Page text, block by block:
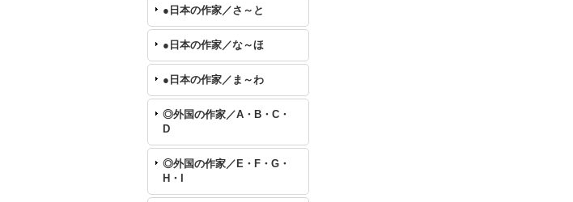
●日本の作家／さ～と
●日本の作家／な～ほ
●日本の作家／ま～わ
◎外国の作家／A・B・C・
D
◎外国の作家／E・F・G・
H・I